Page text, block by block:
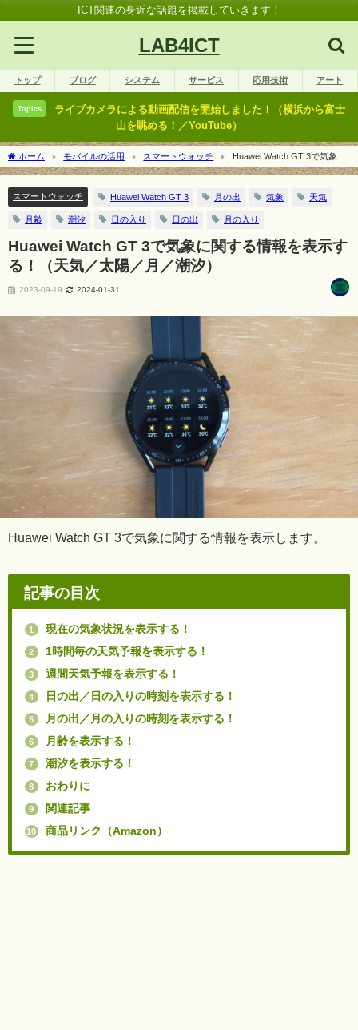
ICT関連の身近な話題を掲載していきます！
LAB4ICT
トップ ブログ システム サービス 応用技術 アート
Topics
ライブカメラによる動画配信を開始しました！（横浜から富士
山を眺める！／YouTube）
ホーム モバイルの活用 スマートウォッチ
Huawei Watch GT 3で気象に
関する情報を表示する！（天気／太陽／月／潮汐）
スマートウォッチ Huawei Watch GT 3 月の出 気象 天気
月齢 潮汐 日の入り 日の出 月の入り
Huawei Watch GT 3で気象に関する情報を表示す
る！（天気／太陽／月／潮汐）
2023-09-19 2024-01-31
Huawei Watch GT 3で気象に関する情報を表示します。
記事の目次
1 現在の気象状況を表示する！
2 1時間毎の天気予報を表示する！
3 週間天気予報を表示する！
4 日の出／日の入りの時刻を表示する！
5 月の出／月の入りの時刻を表示する！
6 月齢を表示する！
7 潮汐を表示する！
8 おわりに
9 関連記事
10 商品リンク（Amazon）